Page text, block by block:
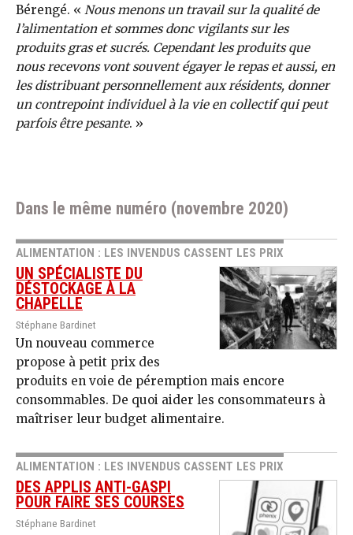
Bérengé. « Nous menons un travail sur la qualité de
l’alimentation et sommes donc vigilants sur les
produits gras et sucrés. Cependant les produits que
nous recevons vont souvent égayer le repas et aussi, en
les distribuant personnellement aux résidents, donner
un contrepoint individuel à la vie en collectif qui peut
parfois être pesante. »
Dans le même numéro (novembre 2020)
ALIMENTATION : LES INVENDUS CASSENT LES PRIX
UN SPÉCIALISTE DU
DÉSTOCKAGE À LA
CHAPELLE
Stéphane Bardinet
Un nouveau commerce
propose à petit prix des
produits en voie de péremption mais encore
consommables. De quoi aider les consommateurs à
maîtriser leur budget alimentaire.
ALIMENTATION : LES INVENDUS CASSENT LES PRIX
DES APPLIS ANTI-GASPI
POUR FAIRE SES COURSES
Stéphane Bardinet